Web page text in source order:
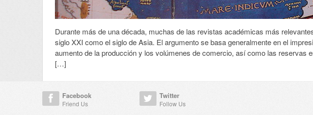
Durante más de una década, muchas de las revistas académicas más
siglo XXI como el siglo de Asia. El argumento se basa generalmente en el
aumento de la producción y los volúmenes de comercio, así como las reservas
[…]
Facebook
Friend Us
Twitter
Follow Us